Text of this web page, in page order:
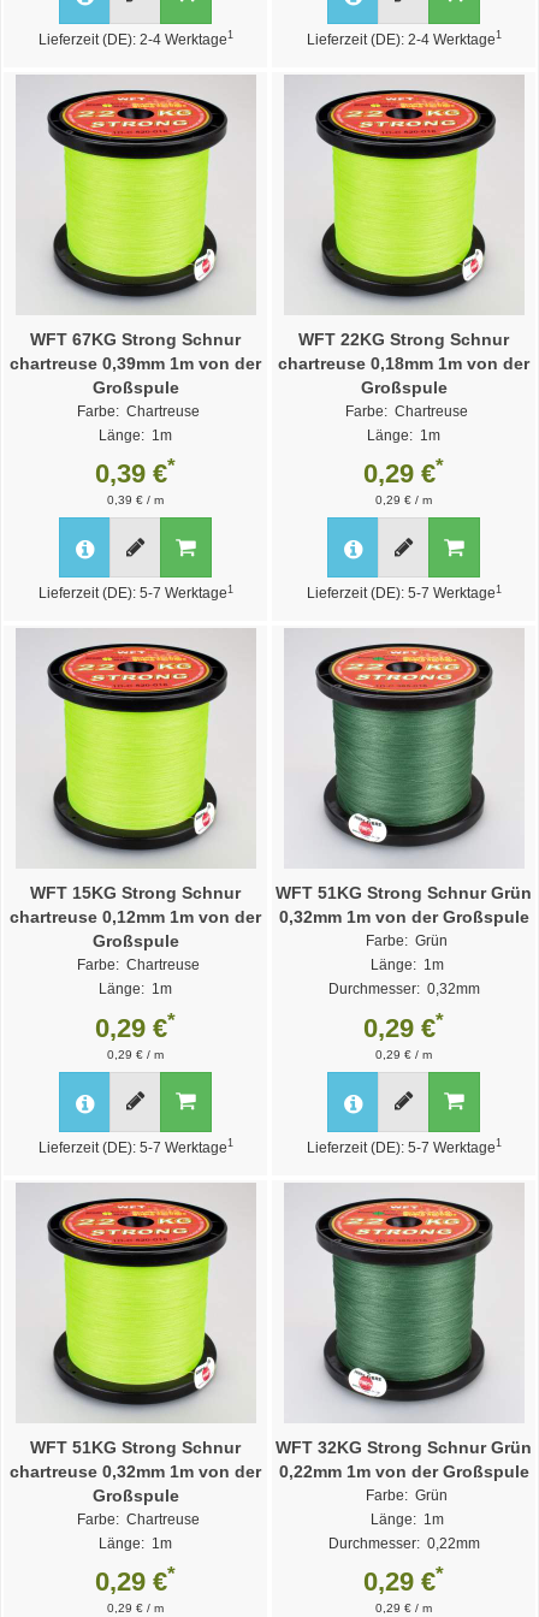
Lieferzeit (DE): 2-4 Werktage1 Lieferzeit (DE): 2-4 Werktage1
WFT 67KG Strong Schnur
chartreuse 0,39mm 1m von der
Großspule
Farbe: Chartreuse
Länge: 1m
Durchmesser: 0,39mm
Weitere Varianten >>
0,39 €*
0,39 € / m
Lieferzeit (DE): 5-7 Werktage 1
WFT 22KG Strong Schnur
chartreuse 0,18mm 1m von der
Großspule
Farbe: Chartreuse
Länge: 1m
Durchmesser: 0,18mm
Weitere Varianten >>
0,29 €*
0,29 € / m
Lieferzeit (DE): 5-7 Werktage 1
WFT 15KG Strong Schnur
chartreuse 0,12mm 1m von der
Großspule
Farbe: Chartreuse
Länge: 1m
Durchmesser: 0,12mm
Weitere Varianten >>
0,29 €*
0,29 € / m
Lieferzeit (DE): 5-7 Werktage1
WFT 51KG Strong Schnur Grün
0,32mm 1m von der Großspule
Farbe: Grün
Länge: 1m
Durchmesser: 0,32mm
Weitere Varianten >>
0,29 €*
0,29 € / m
Lieferzeit (DE): 5-7 Werktage1
WFT 51KG Strong Schnur
chartreuse 0,32mm 1m von der
Großspule
Farbe: Chartreuse
Länge: 1m
Durchmesser: 0,32mm
Weitere Varianten >>
0,29 €*
0,29 € / m
WFT 32KG Strong Schnur Grün
0,22mm 1m von der Großspule
Farbe: Grün
Länge: 1m
Durchmesser: 0,22mm
Weitere Varianten >>
0,29 €*
0,29 € / m